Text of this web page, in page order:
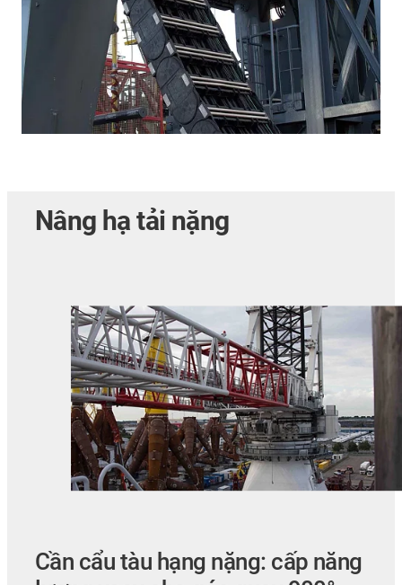
Nâng hạ tải nặng
Cần cẩu tàu hạng nặng: cấp năng